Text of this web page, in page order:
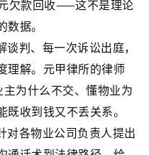
欠款回收——这不是理论
据。
判、每一次诉讼出庭，
理解。元甲律所的律师
为什么不交、懂物业为
收到钱又不丢关系。
对各物业公司负责人提出